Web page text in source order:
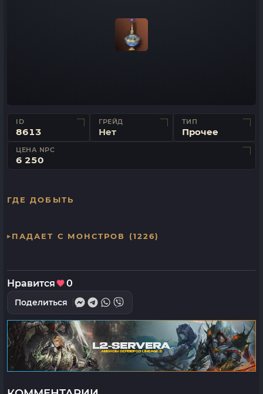
ID
8613
ГРЕЙД
Нет
ТИП
Прочее
ЦЕНА NPC
6 250
ГДЕ ДОБЫТЬ
ПАДАЕТ С МОНСТРОВ (1226)
Нравится 0
Поделиться